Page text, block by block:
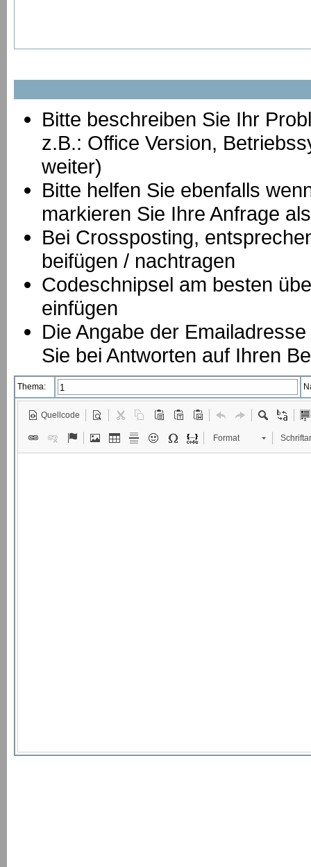
Bitte beschreiben Sie Ihr
z.B.: Office Version,
weiter)
Bitte helfen Sie ebenfalls
markieren Sie Ihre Anfrage
Bei Crossposting,
beifügen / nachtragen
Codeschnipsel am besten
einfügen
Die Angabe der
Sie bei Antworten auf Ihren
Thema:
Quellcode
Format